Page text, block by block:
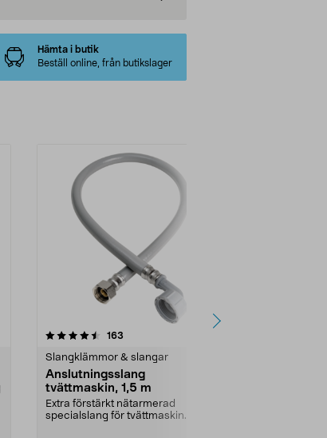
Hämta i butik
Beställ online, från butikslager
163
Slangklämmor & slangar
Anslutningsslang
tvättmaskin, 1,5 m
Extra förstärkt nätarmerad
specialslang för tvättmaskin.
4.5 av 5 stjärnor